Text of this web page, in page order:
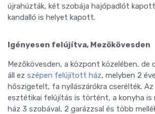
újrahúzták, két szobája hajópadlót
kandalló is helyet kapott.
Igényesen felújítva, Mezőkövesden
Mezőkövesden, a központ közelében, de
áll ez szépen felújított ház, melyben 2
hőszigetelt, fa nyílászárókra cserélték.
esztétikai felújítás is történt, a konyha is
ház 3 szobával, 2 garázzsal és több